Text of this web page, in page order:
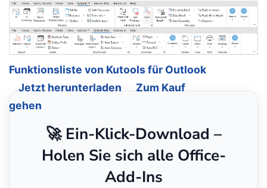
Funktionsliste von Kutools für Outlook
Jetzt herunterladen
Zum Kauf
gehen
🚀 Ein-Klick-Download –
Holen Sie sich alle Office-
Add-Ins